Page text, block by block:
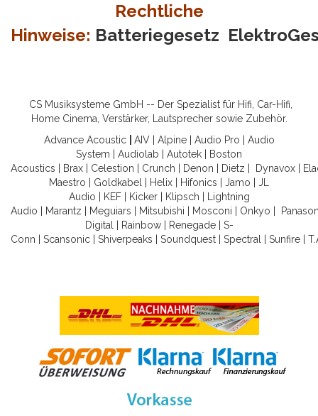
Rechtliche
Hinweise: Batteriegesetz
CS Musiksysteme GmbH -- Der Spezialist für Hifi, Car-Hifi,
Home Cinema, Verstärker, Lautsprecher sowie Zubehör.
Advance Acoustic
AIV| Alpine| Audio Pro
Audio
System
Audiolab Autotek
Boston
Acoustics
Brax Celestion Crunch Denon Dietz Dynavox
Maestro
Goldkabel Helix Hifonics Jamo
JL
Audio
KEF| Kicker| Klipsch
Lightning
Audio
Marantz Meguiars Mitsubishi Mosconi Onkyo
Digital
Rainbow| Renegade| S-
Conn
Scansonic Shiverpeaks Soundquest Spectral Sunfire